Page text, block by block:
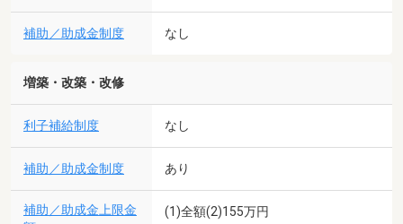
補助／助成金制度 なし
増築・改築・改修
利子補給制度 なし
補助／助成金制度 あり
補助／助成金上限金
(1)全額(2)155万円